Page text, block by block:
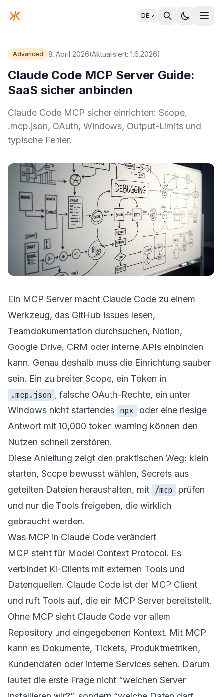
DE
Advanced 8. April 2026(Aktualisiert: 1.6.2026)
Claude Code MCP Server Guide:
SaaS sicher anbinden
Claude Code MCP sicher einrichten: Scope,
.mcp.json, OAuth, Windows, Output-Limits und
typische Fehler.
Ein MCP Server macht Claude Code zu einem
Werkzeug, das GitHub Issues lesen,
Teamdokumentation durchsuchen, Notion,
Google Drive, CRM oder interne APIs einbinden
kann. Genau deshalb muss die Einrichtung sauber
sein. Ein zu breiter Scope, ein Token in
.mcp.json , falsche OAuth-Rechte, ein unter
Windows nicht startendes npx
oder eine riesige
Antwort mit 10,000 token warning können den
Nutzen schnell zerstören.
Diese Anleitung zeigt den praktischen Weg: klein
starten, Scope bewusst wählen, Secrets aus
geteilten Dateien heraushalten, mit
/mcp
prüfen
und nur die Tools freigeben, die wirklich
gebraucht werden.
Was MCP in Claude Code verändert
MCP steht für Model Context Protocol. Es
verbindet KI-Clients mit externen Tools und
Datenquellen. Claude Code ist der MCP Client
und ruft Tools auf, die ein MCP Server bereitstellt.
Ohne MCP sieht Claude Code vor allem
Repository und eingegebenen Kontext. Mit MCP
kann es Dokumente, Tickets, Produktmetriken,
Kundendaten oder interne Services sehen. Darum
lautet die erste Frage nicht “welchen Server